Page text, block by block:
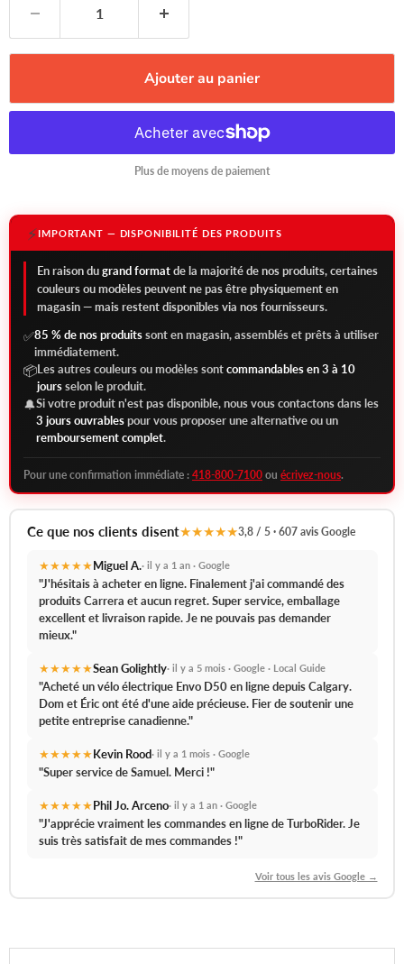
Ajouter au panier
Plus de moyens de paiement
⚡IMPORTANT — DISPONIBILITÉ DES PRODUITS
En raison dugrand formatde la majorité de nos produits, certaines
couleurs ou modèles peuvent ne pas être physiquement en
magasin — mais restent disponibles via nos fournisseurs.
✅85 % de nos produitssont en magasin, assemblés et prêts à utiliser
immédiatement.
📦Les autres couleurs ou modèles sontcommandables en 3 à 10
joursselon le produit.
🔔Si votre produit n'est pas disponible, nous vous contactons dans les
3 jours ouvrablespour vous proposer une alternative ou un
remboursement complet.
Pour une confirmation immédiate : 418-800-7100 ou écrivez-nous.
Ce que nos clients disent★★★★★3,8 / 5 · 607 avis Google
★★★★★Miguel A.· il y a 1 an · Google
"J'hésitais à acheter en ligne. Finalement j'ai commandé des
produits Carrera et aucun regret.Super service, emballage
excellent et livraison rapide.Je ne pouvais pas demander
mieux."
★★★★★Sean Golightly· il y a 5 mois · Google · Local Guide
"Acheté un vélo électrique Envo D50 en ligne depuis Calgary.
Dom et Éric ont été d'une aide précieuse.Fier de soutenir une
petite entreprise canadienne."
★★★★★Kevin Rood· il y a 1 mois · Google
"Super service de Samuel.Merci !"
★★★★★Phil Jo. Arceno· il y a 1 an · Google
"J'apprécie vraiment les commandes en ligne de TurboRider. Je
suis très satisfait de mes commandes !"
Voir tous les avis Google →